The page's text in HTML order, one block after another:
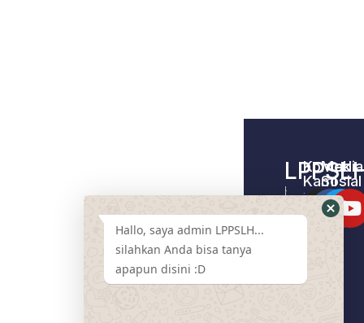
Home –
LPPSLH
Pendamping
Kontak
Kami
Tentang
Kami
Media
Sosial
Hallo, saya admin LPPSLH...
silahkan Anda bisa tanya
apapun disini :D